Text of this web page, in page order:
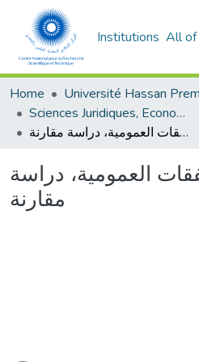
Institutions All of
Home
Sciences Juridiques, Economiques et sociales et de Gestion
حكامة الصفقات العمومية، دراسة مقارنة
العمومية، دراسة
مقارنة